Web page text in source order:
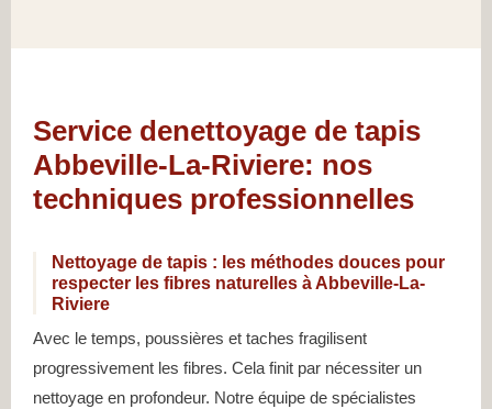
Service denettoyage de tapis
Abbeville-La-Riviere: nos
techniques professionnelles
Nettoyage de tapis : les méthodes douces pour
respecter les fibres naturelles à Abbeville-La-
Riviere
Avec le temps, poussières et taches fragilisent
progressivement les fibres. Cela finit par nécessiter un
nettoyage en profondeur. Notre équipe de spécialistes